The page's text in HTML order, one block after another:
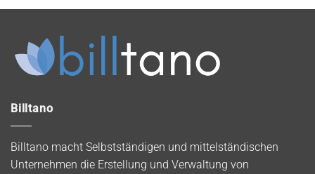
Billtano
Billtano macht Selbstständigen und mittelständischen
Unternehmen die Erstellung und Verwaltung von